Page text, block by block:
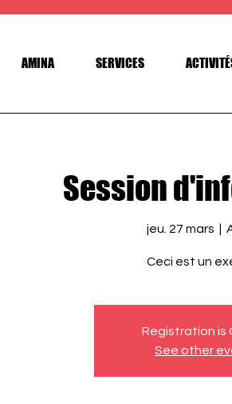
AMINA SERVICES
Session
jeu. 27 mars
Ceci est un
Registration is
See other